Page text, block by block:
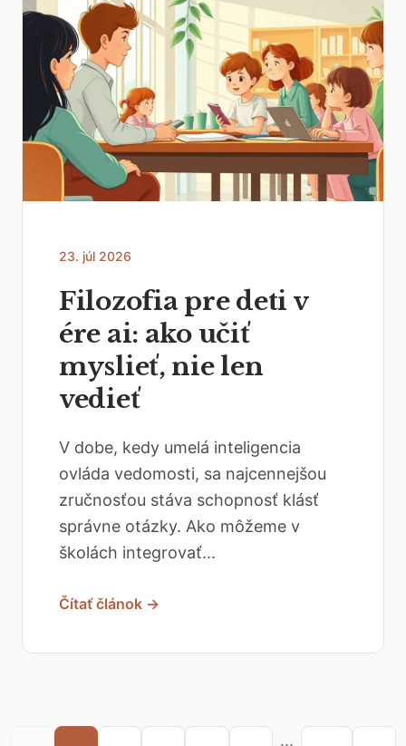
23. júl 2026
Filozofia pre deti v
ére ai: ako učiť
myslieť, nie len
vedieť
V dobe, kedy umelá inteligencia
ovláda vedomosti, sa najcennejšou
zručnosťou stáva schopnosť klásť
správne otázky. Ako môžeme v
školách integrovať...
Čítať článok →
...